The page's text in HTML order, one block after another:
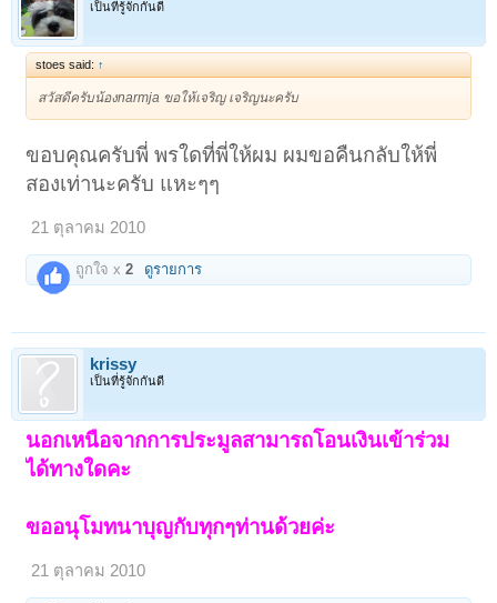
เป็นที่รู้จักกันดี
stoes said: ↑
สวัสดีครับน้องnarmja ขอให้เจริญ เจริญนะครับ
ขอบคุณครับพี่ พรใดที่พี่ให้ผม ผมขอคืนกลับให้พี่
สองเท่านะครับ แหะๆๆ
21 ตุลาคม 2010
ถูกใจ x2 ดูรายการ
krissy
เป็นที่รู้จักกันดี
นอกเหนือจากการประมูลสามารถโอนเงินเข้าร่วม
ได้ทางใดคะ
ขออนุโมทนาบุญกับทุกๆท่านด้วยค่ะ
21 ตุลาคม 2010